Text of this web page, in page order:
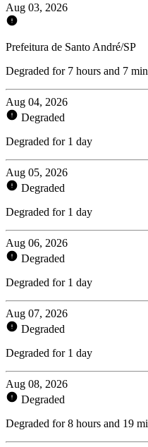
Aug 03, 2026
Prefeitura de Santo André/SP
Degraded for 7 hours and 7
Aug 04, 2026
Degraded
Degraded for 1 day
Aug 05, 2026
Degraded
Degraded for 1 day
Aug 06, 2026
Degraded
Degraded for 1 day
Aug 07, 2026
Degraded
Degraded for 1 day
Aug 08, 2026
Degraded
Degraded for 8 hours and 19